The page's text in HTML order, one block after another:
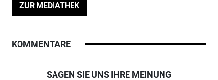
ZUR MEDIATHEK
KOMMENTARE
SAGEN SIE UNS IHRE MEINUNG